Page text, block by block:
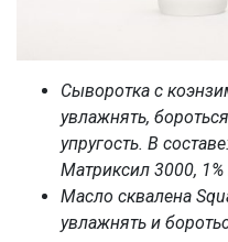
Сыворотка с
увлажнять,
упругость. В
Матриксил 3000,
Масло сквалена
увлажнять и